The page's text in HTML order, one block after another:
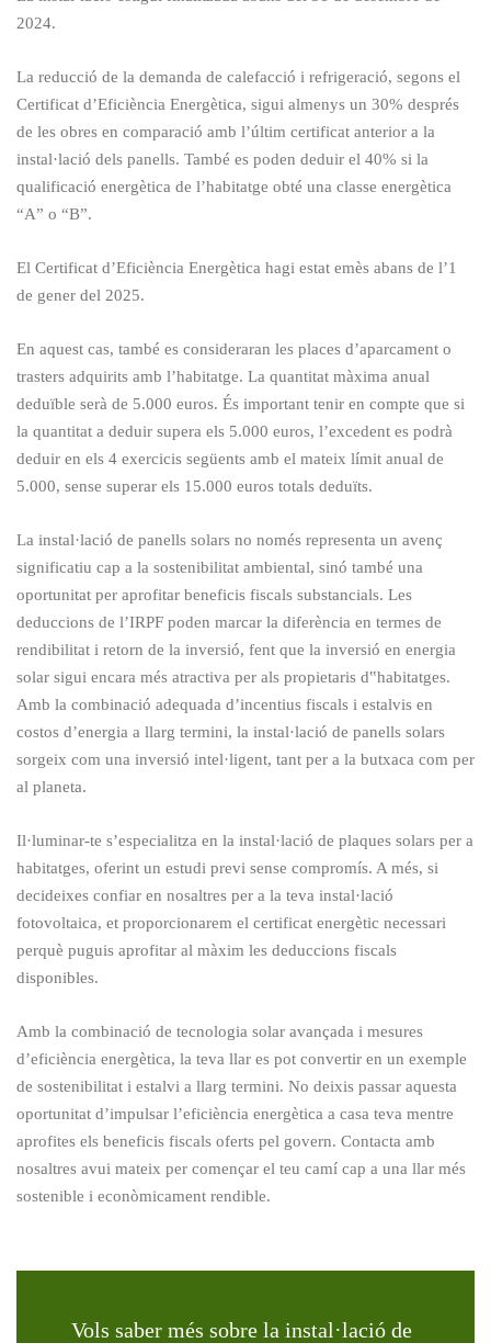
2024.
La reducció de la demanda de calefacció i refrigeració, segons el
Certificat d’Eficiència Energètica, sigui almenys un 30% després
de les obres en comparació amb l’últim certificat anterior a la
instal·lació dels panells. També es poden deduir el 40% si la
qualificació energètica de l’habitatge obté una classe energètica
“A” o “B”.
El Certificat d’Eficiència Energètica hagi estat emès abans de l’1
de gener del 2025.
En aquest cas, també es consideraran les places d’aparcament o
trasters adquirits amb l’habitatge. La quantitat màxima anual
deduïble serà de 5.000 euros. És important tenir en compte que si
la quantitat a deduir supera els 5.000 euros, l’excedent es podrà
deduir en els 4 exercicis següents amb el mateix límit anual de
5.000, sense superar els 15.000 euros totals deduïts.
La instal·lació de panells solars no només representa un avenç
significatiu cap a la sostenibilitat ambiental, sinó també una
oportunitat per aprofitar beneficis fiscals substancials. Les
deduccions de l’IRPF poden marcar la diferència en termes de
rendibilitat i retorn de la inversió, fent que la inversió en energia
solar sigui encara més atractiva per als propietaris d‟habitatges.
Amb la combinació adequada d’incentius fiscals i estalvis en
costos d’energia a llarg termini, la instal·lació de panells solars
sorgeix com una inversió intel·ligent, tant per a la butxaca com per
al planeta.
Il·luminar-te s’especialitza en la instal·lació de plaques solars per a
habitatges, oferint un estudi previ sense compromís. A més, si
decideixes confiar en nosaltres per a la teva instal·lació
fotovoltaica, et proporcionarem el certificat energètic necessari
perquè puguis aprofitar al màxim les deduccions fiscals
disponibles.
Amb la combinació de tecnologia solar avançada i mesures
d’eficiència energètica, la teva llar es pot convertir en un exemple
de sostenibilitat i estalvi a llarg termini. No deixis passar aquesta
oportunitat d’impulsar l’eficiència energètica a casa teva mentre
aprofites els beneficis fiscals oferts pel govern. Contacta amb
nosaltres avui mateix per començar el teu camí cap a una llar més
sostenible i econòmicament rendible.
Vols saber més sobre la instal·lació de